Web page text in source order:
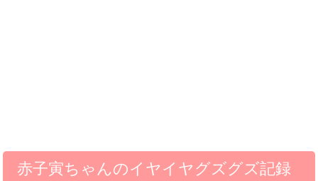
赤子寅ちゃんのイヤイヤグズグズ記録